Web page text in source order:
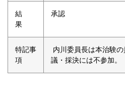
結
果
承認
特記事
項
内川委員長は本治験
議・採決には不参加。